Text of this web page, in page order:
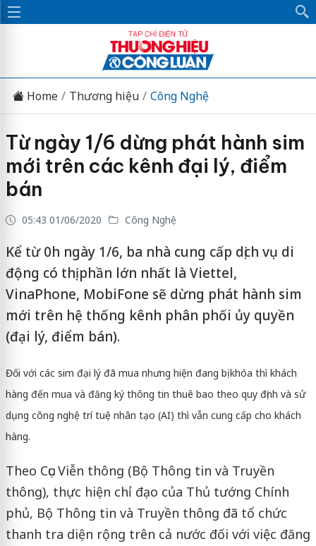
Home Thương hiệu Công Nghệ
Từ ngày 1/6 dừng phát hành sim
mới trên các kênh đại lý, điểm
bán
05:43 01/06/2020 Công Nghệ
Kể từ 0h ngày 1/6, ba nhà cung cấp dịch vụ di
động có thị phần lớn nhất là Viettel,
VinaPhone, MobiFone sẽ dừng phát hành sim
mới trên hệ thống kênh phân phối ủy quyền
(đại lý, điểm bán).
Đối với các sim đại lý đã mua nhưng hiện đang bị khóa thì khách
hàng đến mua và đăng ký thông tin thuê bao theo quy định và sử
dụng công nghệ trí tuệ nhân tạo (AI) thì vẫn cung cấp cho khách
hàng.
Theo Cục Viễn thông (Bộ Thông tin và Truyền
thông), thực hiện chỉ đạo của Thủ tướng Chính
phủ, Bộ Thông tin và Truyền thông đã tổ chức
thanh tra diện rộng trên cả nước đối với việc đăng